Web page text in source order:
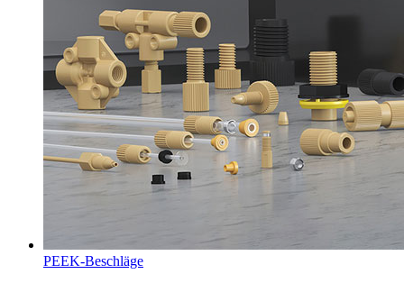
PEEK-Beschläge